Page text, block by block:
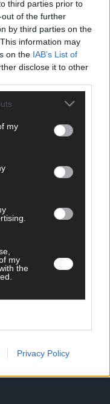
third parties prior to
of the further
by third parties on the
information may
on the IAB’s List of
disclose it to other
my
my
the
Privacy Policy